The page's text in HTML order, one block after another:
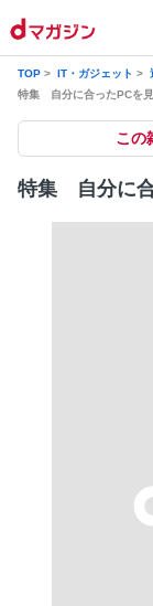
TOP IT・ガジェット
特集 自分に合ったPCを
この
特集 自分に